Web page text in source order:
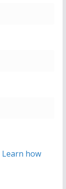
Learn how